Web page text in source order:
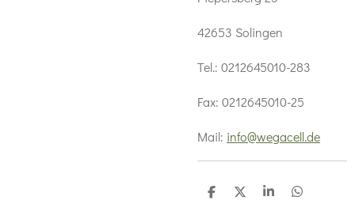
42653 Solingen
Tel.: 0212645010-283
Fax: 0212645010-25
Mail: info@wegacell.de
T
T
T
T